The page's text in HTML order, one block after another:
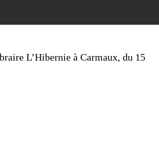
L’Hibernie à Carmaux, du 15